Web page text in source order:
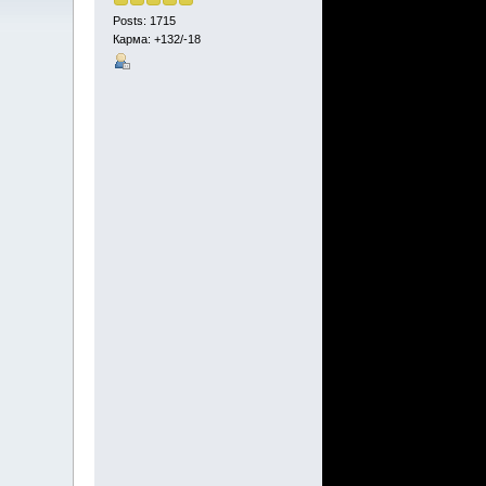
Posts: 1715
Карма: +132/-18